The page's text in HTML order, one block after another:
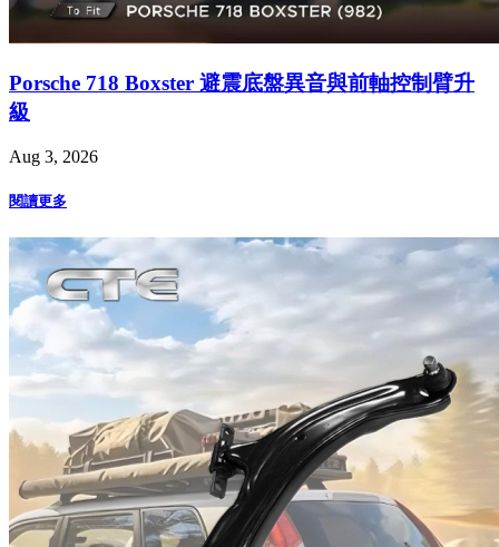
Porsche 718 Boxster 避震底盤異音與前軸控制臂升
級
Aug 3, 2026
閱讀更多